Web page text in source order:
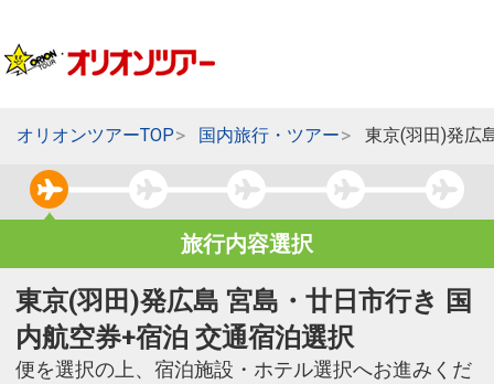
オリオンツアーTOP 国内旅行・ツアー 東京(羽田)発広
旅行内容選択
東京(羽田)発広島 宮島・廿日市行き 国
内航空券+宿泊 交通宿泊選択
便を選択の上、宿泊施設・ホテル選択へお進みくだ